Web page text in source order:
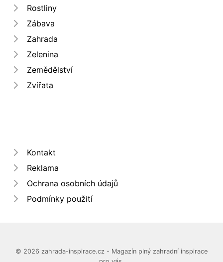
Rostliny
Zábava
Zahrada
Zelenina
Zemědělství
Zvířata
Kontakt
Reklama
Ochrana osobních údajů
Podmínky použití
© 2026 zahrada-inspirace.cz - Magazín plný zahradní inspirace